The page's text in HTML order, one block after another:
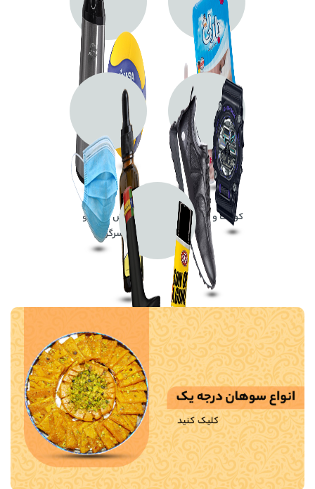
کودک و سیسمونی
ورزش ، سفر و
سرگرمی
مد و لباس
وسایل نقلیه و حمل
و نقل